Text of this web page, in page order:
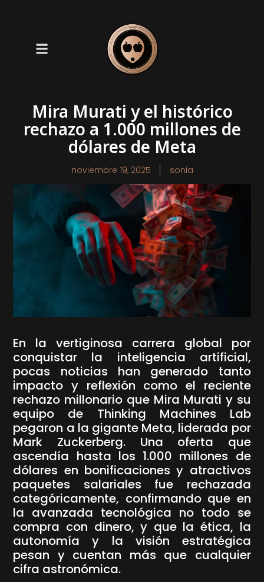
Mira Murati y el histórico
rechazo a 1.000 millones de
dólares de Meta
noviembre 19, 2025 sonia
En la vertiginosa carrera global por
conquistar la inteligencia artificial,
pocas noticias han generado tanto
impacto y reflexión como el reciente
rechazo millonario que Mira Murati y su
equipo de Thinking Machines Lab
pegaron a la gigante Meta, liderada por
Mark Zuckerberg. Una oferta que
ascendía hasta los 1.000 millones de
dólares en bonificaciones y atractivos
paquetes salariales fue rechazada
categóricamente, confirmando que en
la avanzada tecnológica no todo se
compra con dinero, y que la ética, la
autonomía y la visión estratégica
pesan y cuentan más que cualquier
cifra astronómica.